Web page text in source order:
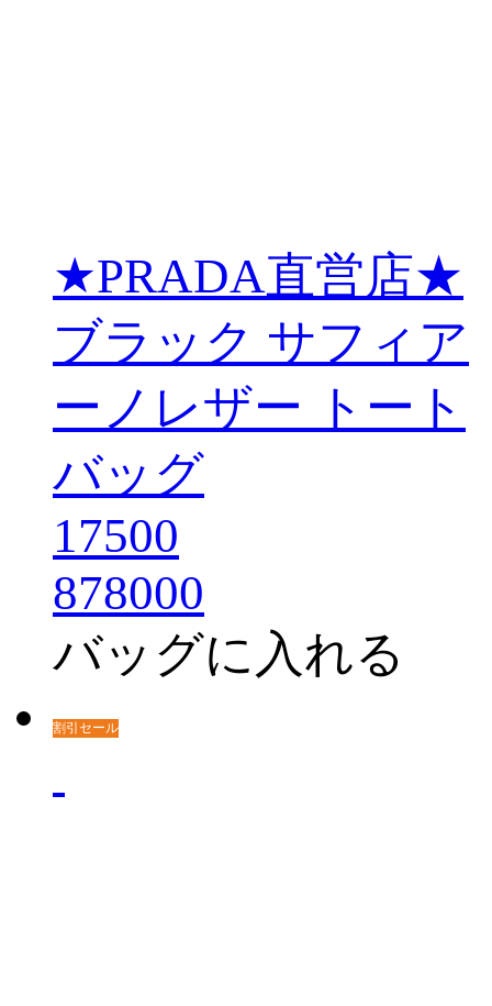
★PRADA直営店★
ブラック サフィア
ーノレザー トート
バッグ
17500
878000
バッグに入れる
割引セール